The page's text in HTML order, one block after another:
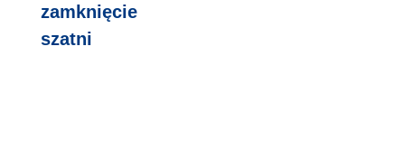
zamknięcie
szatni